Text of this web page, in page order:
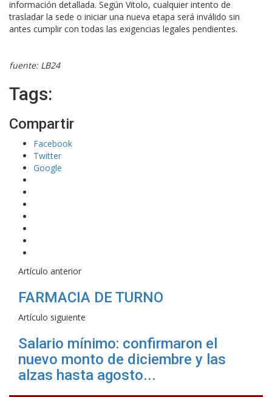
información detallada. Según Vitolo, cualquier intento de
trasladar la sede o iniciar una nueva etapa será inválido sin
antes cumplir con todas las exigencias legales pendientes.
fuente: LB24
Tags:
Compartir
Facebook
Twitter
Google
Artículo anterior
FARMACIA DE TURNO
Artículo siguiente
Salario mínimo: confirmaron el
nuevo monto de diciembre y las
alzas hasta agosto...